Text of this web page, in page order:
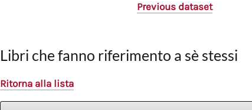
Previous dataset
Libri che fanno riferimento a sè stessi
Ritorna alla lista